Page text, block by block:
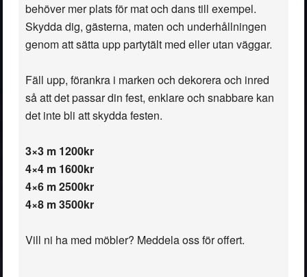
behöver mer plats för mat och dans till exempel.
Skydda dig, gästerna, maten och underhållningen
genom att sätta upp partytält med eller utan väggar.
Fäll upp, förankra i marken och dekorera och inred
så att det passar din fest, enklare och snabbare kan
det inte bli att skydda festen.
3×3 m 1200kr
4×4 m 1600kr
4×6 m 2500kr
4×8 m 3500kr
Vill ni ha med möbler? Meddela oss för offert.